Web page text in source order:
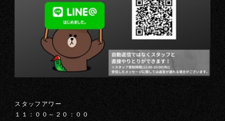
スタッフアワー
１１：００～２０：００